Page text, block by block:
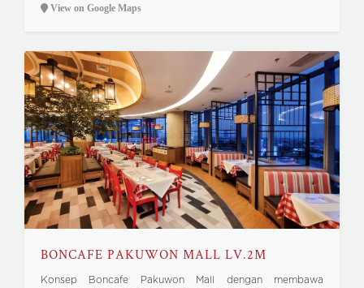
View on Google Maps
BONCAFE PAKUWON MALL LV.2M
Konsep Boncafe Pakuwon Mall dengan membawa